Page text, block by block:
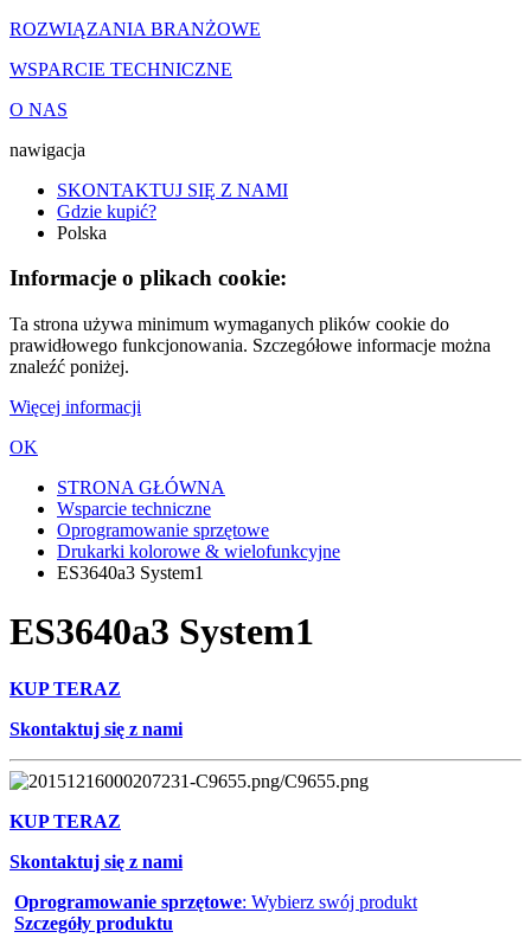
ROZWIĄZANIA BRANŻOWE
WSPARCIE TECHNICZNE
O NAS
nawigacja
SKONTAKTUJ SIĘ Z NAMI
Gdzie kupić?
Polska
Informacje o plikach cookie:
Ta strona używa minimum wymaganych plików cookie do
prawidłowego funkcjonowania. Szczegółowe informacje można
znaleźć poniżej.
Więcej informacji
OK
STRONA GŁÓWNA
Wsparcie techniczne
Oprogramowanie sprzętowe
Drukarki kolorowe & wielofunkcyjne
ES3640a3 System1
ES3640a3 System1
KUP TERAZ
Skontaktuj się z nami
KUP TERAZ
Skontaktuj się z nami
Oprogramowanie sprzętowe: Wybierz swój produkt
Szczegóły produktu